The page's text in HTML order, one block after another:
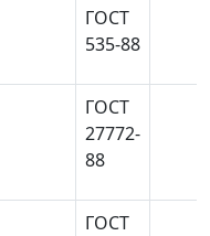
ГОСТ
535-88
ГОСТ
27772-
88
ГОСТ